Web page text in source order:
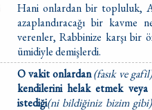
Hani onlardan bir topluluk,
azaplandıracağı bir
verenler, Rabbinize karşı bir
ümidiyle demişlerdi.
O vakit onlardan(fasık ve gafil)
kendilerini helak etmek
istediği(ni bildiğiniz bizim gibi)